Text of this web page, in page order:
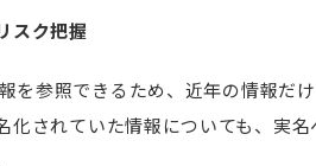
スク把握
を参照できるため、近年の情報だ
化されていた情報についても、実